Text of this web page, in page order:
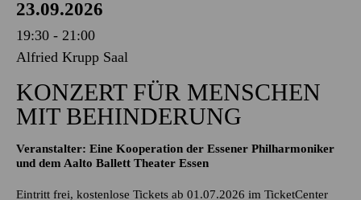
23.09.2026
19:30 - 21:00
Alfried Krupp Saal
KONZERT FÜR MENSCHEN
MIT BEHINDERUNG
Veranstalter: Eine Kooperation der Essener Philharmoniker
und dem Aalto Ballett Theater Essen
Eintritt frei, kostenlose Tickets ab 01.07.2026 im TicketCenter